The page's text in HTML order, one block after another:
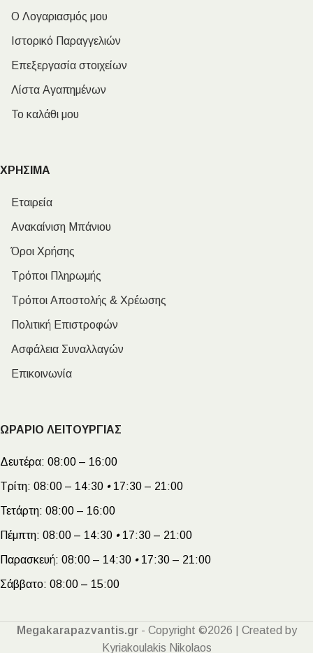
Ο Λογαριασμός μου
Ιστορικό Παραγγελιών
Επεξεργασία στοιχείων
Λίστα Αγαπημένων
Το καλάθι μου
ΧΡΗΣΙΜΑ
Εταιρεία
Ανακαίνιση Μπάνιου
Όροι Χρήσης
Τρόποι Πληρωμής
Τρόποι Αποστολής & Χρέωσης
Πολιτική Επιστροφών
Ασφάλεια Συναλλαγών
Επικοινωνία
ΩΡΑΡΙΟ ΛΕΙΤΟΥΡΓΙΑΣ
Δευτέρα: 08:00 – 16:00
Τρίτη: 08:00 – 14:30 •17:30 – 21:00
Τετάρτη: 08:00 – 16:00
Πέμπτη: 08:00 – 14:30 •17:30 – 21:00
Παρασκευή: 08:00 – 14:30 •17:30 – 21:00
Σάββατο: 08:00 – 15:00
Megakarapazvantis.gr- Copyright ©2026 | Created by
Kyriakoulakis Nikolaos